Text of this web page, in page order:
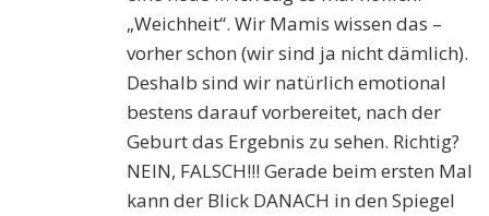
„Weichheit“. Wir Mamis wissen das –
vorher schon (wir sind ja nicht dämlich).
Deshalb sind wir natürlich emotional
bestens darauf vorbereitet, nach der
Geburt das Ergebnis zu sehen. Richtig?
NEIN, FALSCH!!! Gerade beim ersten Mal
kann der Blick DANACH in den Spiegel